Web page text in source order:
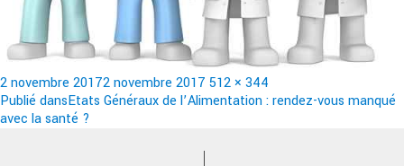
Publié
le
2 novembre 20172 novembre 2017 Taille
réelle
512 × 344
Navigation
de
Publié dansEtats Généraux de l’Alimentation : rendez-vous manqué
avec la santé ?